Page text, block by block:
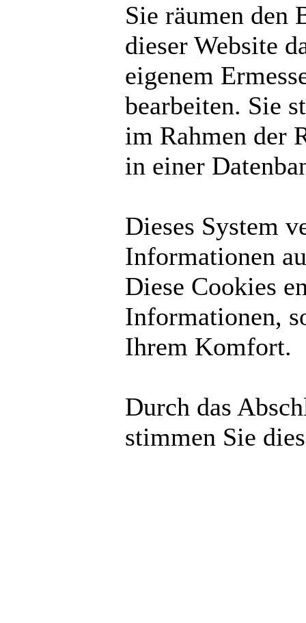
Sie räumen den
dieser Website
eigenem
bearbeiten. Sie
im Rahmen der
in einer
Dieses System
Informationen
Diese Cookies
Informationen,
Ihrem Komfort.
Durch das
stimmen Sie